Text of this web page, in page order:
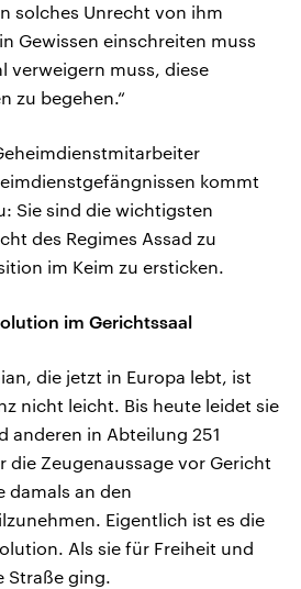
solches Unrecht von ihm
Gewissen einschreiten muss
verweigern muss, diese
zu begehen.“
kommt
Sie sind die wichtigsten
des Regimes Assad zu
im Keim zu ersticken.
im Gerichtssaal
die jetzt in Europa lebt, ist
nicht leicht. Bis heute leidet sie
anderen in Abteilung 251
die Zeugenaussage vor Gericht
damals an den
Eigentlich ist es die
Als sie für Freiheit und
Straße ging.